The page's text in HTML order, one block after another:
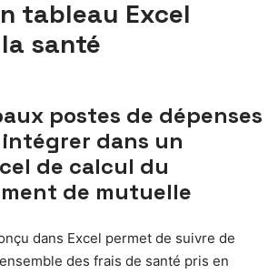
tableau Excel
santé
postes de dépenses
dans un
de calcul du
de mutuelle
dans Excel permet de suivre de
des frais de santé pris en